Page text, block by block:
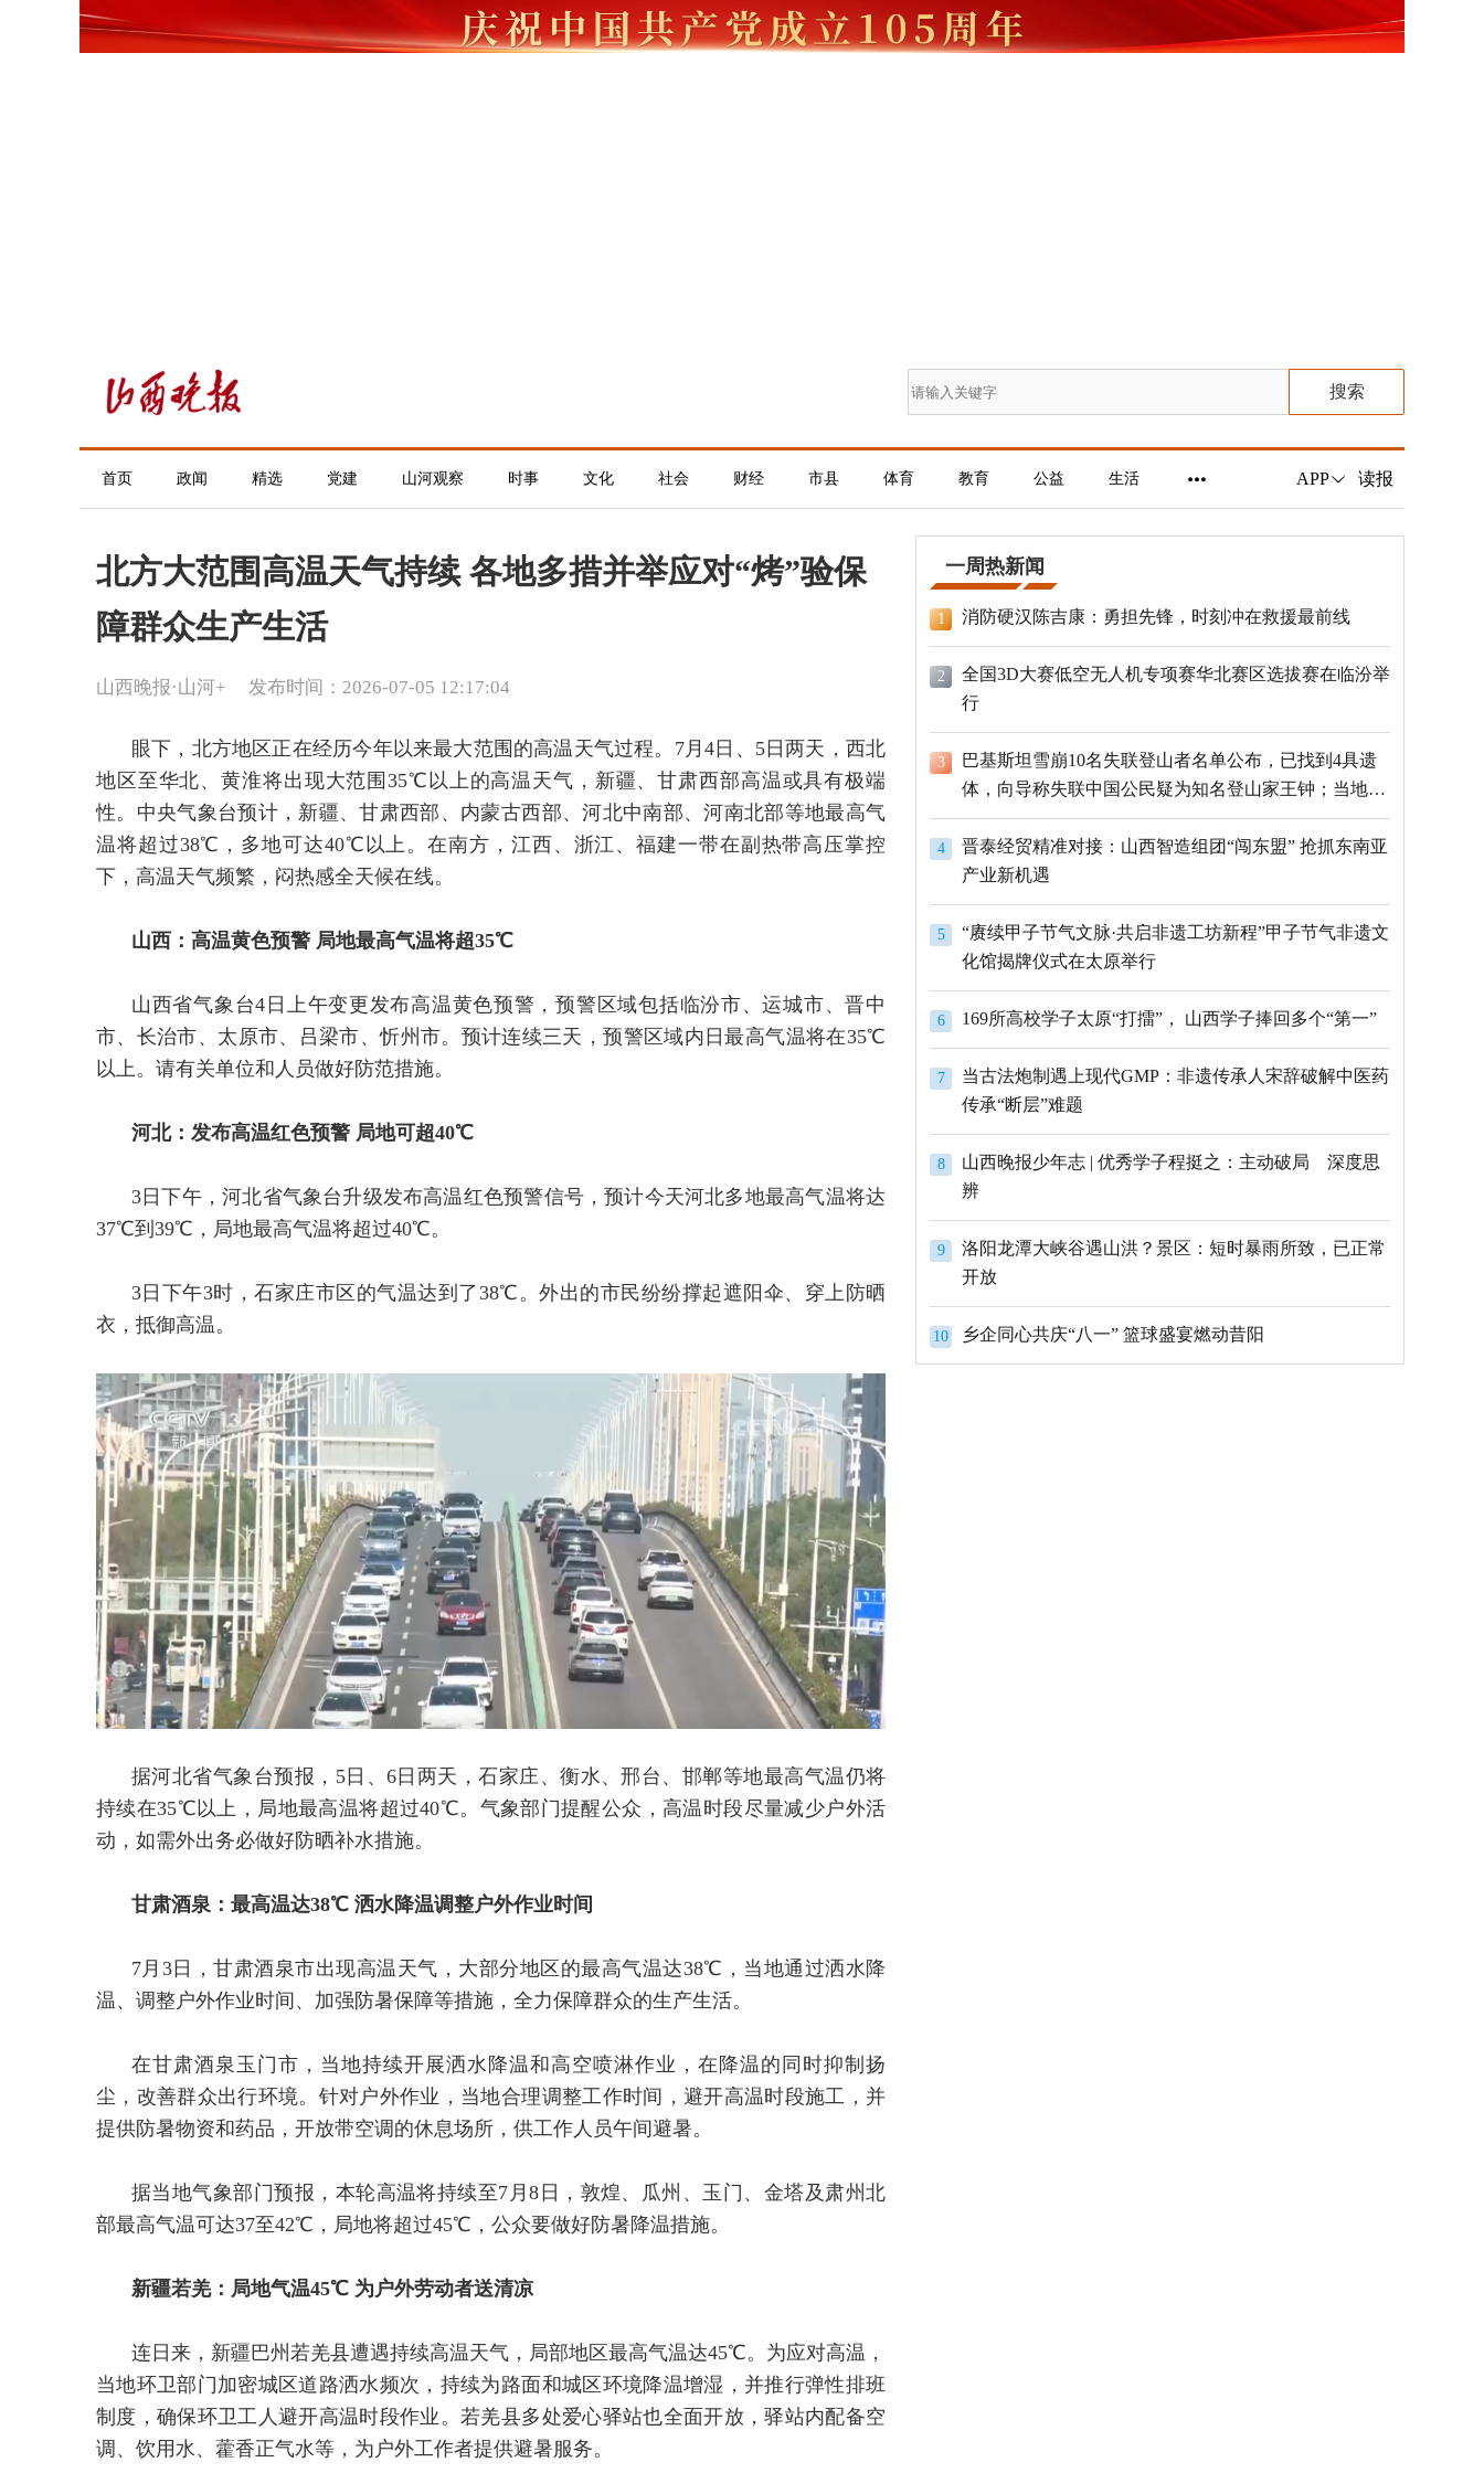
搜索
首页 政闻 精选 党建 山河观察 时事 文化 社会 财经 市县 体育 教育 公益 生活 APP 读报
北方大范围高温天气持续 各地多措并举应对“烤”验保
障群众生产生活
山西晚报·山河+ 发布时间：2026-07-05 12:17:04
眼下，北方地区正在经历今年以来最大范围的高温天气过程。7月4日、5日两天，西北
地区至华北、黄淮将出现大范围35℃以上的高温天气，新疆、甘肃西部高温或具有极端
性。中央气象台预计，新疆、甘肃西部、内蒙古西部、河北中南部、河南北部等地最高气
温将超过38℃，多地可达40℃以上。在南方，江西、浙江、福建一带在副热带高压掌控
下，高温天气频繁，闷热感全天候在线。
山西：高温黄色预警 局地最高气温将超35℃
山西省气象台4日上午变更发布高温黄色预警，预警区域包括临汾市、运城市、晋中
市、长治市、太原市、吕梁市、忻州市。预计连续三天，预警区域内日最高气温将在35℃
以上。请有关单位和人员做好防范措施。
河北：发布高温红色预警 局地可超40℃
3日下午，河北省气象台升级发布高温红色预警信号，预计今天河北多地最高气温将达
37℃到39℃，局地最高气温将超过40℃。
3日下午3时，石家庄市区的气温达到了38℃。外出的市民纷纷撑起遮阳伞、穿上防晒
衣，抵御高温。
据河北省气象台预报，5日、6日两天，石家庄、衡水、邢台、邯郸等地最高气温仍将
持续在35℃以上，局地最高温将超过40℃。气象部门提醒公众，高温时段尽量减少户外活
动，如需外出务必做好防晒补水措施。
甘肃酒泉：最高温达38℃ 洒水降温调整户外作业时间
7月3日，甘肃酒泉市出现高温天气，大部分地区的最高气温达38℃，当地通过洒水降
温、调整户外作业时间、加强防暑保障等措施，全力保障群众的生产生活。
在甘肃酒泉玉门市，当地持续开展洒水降温和高空喷淋作业，在降温的同时抑制扬
尘，改善群众出行环境。针对户外作业，当地合理调整工作时间，避开高温时段施工，并
提供防暑物资和药品，开放带空调的休息场所，供工作人员午间避暑。
据当地气象部门预报，本轮高温将持续至7月8日，敦煌、瓜州、玉门、金塔及肃州北
部最高气温可达37至42℃，局地将超过45℃，公众要做好防暑降温措施。
新疆若羌：局地气温45℃ 为户外劳动者送清凉
连日来，新疆巴州若羌县遭遇持续高温天气，局部地区最高气温达45℃。为应对高温，
当地环卫部门加密城区道路洒水频次，持续为路面和城区环境降温增湿，并推行弹性排班
制度，确保环卫工人避开高温时段作业。若羌县多处爱心驿站也全面开放，驿站内配备空
调、饮用水、藿香正气水等，为户外工作者提供避暑服务。
一周热新闻
1 消防硬汉陈吉康：勇担先锋，时刻冲在救援最前线
2
全国3D大赛低空无人机专项赛华北赛区选拔赛在临汾举
行
3
巴基斯坦雪崩10名失联登山者名单公布，已找到4具遗
体，向导称失联中国公民疑为知名登山家王钟；当地官
员：已定位到3个追踪器
4
晋泰经贸精准对接：山西智造组团“闯东盟” 抢抓东南亚
产业新机遇
5
“赓续甲子节气文脉·共启非遗工坊新程”甲子节气非遗文
化馆揭牌仪式在太原举行
6 169所高校学子太原“打擂”， 山西学子捧回多个“第一”
7
当古法炮制遇上现代GMP：非遗传承人宋辞破解中医药
传承“断层”难题
8
山西晚报少年志 | 优秀学子程挺之：主动破局 深度思
辨
9
洛阳龙潭大峡谷遇山洪？景区：短时暴雨所致，已正常
开放
10 乡企同心共庆“八一” 篮球盛宴燃动昔阳